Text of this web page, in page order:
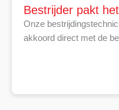
Bestrijder pakt
Onze
akkoord direct met de